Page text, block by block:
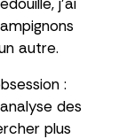
autre.
:
des
plus